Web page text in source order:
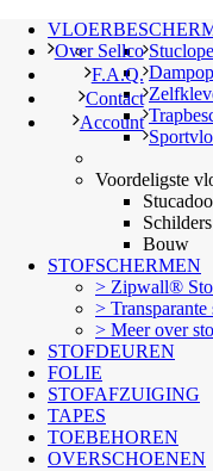
Over Sellco
F.A.Q.
Contact
Account
Voordeligste
Schilders
Bouw
STOFSCHERMEN
> Zipwall®
>
> Meer over
STOFDEUREN
FOLIE
STOFAFZUIGING
TAPES
TOEBEHOREN
OVERSCHOENEN